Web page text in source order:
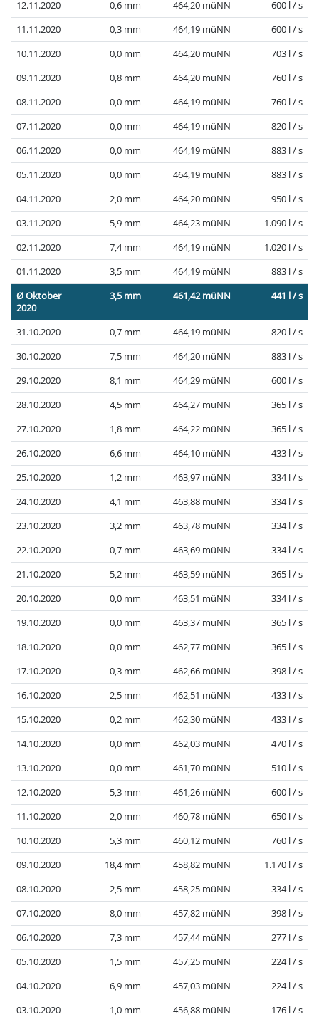
12.11.2020 0,6 mm 464,20 müNN
600 l / s
11.11.2020
0,3 mm 464,19 müNN
600 l / s
10.11.2020
0,0 mm 464,20 müNN
703 l / s
09.11.2020
0,8 mm 464,20 müNN
760 l / s
08.11.2020
0,0 mm 464,19 müNN
760 l / s
07.11.2020
0,0 mm 464,19 müNN
820 l / s
06.11.2020
0,0 mm 464,19 müNN
883 l / s
05.11.2020
0,0 mm 464,19 müNN
883 l / s
04.11.2020
2,0 mm 464,20 müNN
950 l / s
03.11.2020
5,9 mm 464,23 müNN
1.090 l / s
02.11.2020
7,4 mm 464,19 müNN
1.020 l / s
01.11.2020
3,5 mm 464,19 müNN
883 l / s
Ø Oktober
2020
3,5 mm 461,42 müNN 441 l / s
31.10.2020 0,7 mm 464,19 müNN
820 l / s
30.10.2020
7,5 mm 464,20 müNN
883 l / s
29.10.2020
8,1 mm 464,29 müNN
600 l / s
28.10.2020
4,5 mm 464,27 müNN
365 l / s
27.10.2020
1,8 mm 464,22 müNN
365 l / s
26.10.2020
6,6 mm 464,10 müNN
433 l / s
25.10.2020
1,2 mm 463,97 müNN
334 l / s
24.10.2020
4,1 mm 463,88 müNN
334 l / s
23.10.2020
3,2 mm 463,78 müNN
334 l / s
22.10.2020
0,7 mm 463,69 müNN
334 l / s
21.10.2020
5,2 mm 463,59 müNN
365 l / s
20.10.2020
0,0 mm 463,51 müNN
334 l / s
19.10.2020
0,0 mm 463,37 müNN
365 l / s
18.10.2020
0,0 mm 462,77 müNN
365 l / s
17.10.2020
0,3 mm 462,66 müNN
398 l / s
16.10.2020
2,5 mm 462,51 müNN
433 l / s
15.10.2020
0,2 mm 462,30 müNN
433 l / s
14.10.2020
0,0 mm 462,03 müNN
470 l / s
13.10.2020
0,0 mm 461,70 müNN
510 l / s
12.10.2020
5,3 mm 461,26 müNN
600 l / s
11.10.2020
2,0 mm 460,78 müNN
650 l / s
10.10.2020
5,3 mm 460,12 müNN
760 l / s
09.10.2020
18,4 mm 458,82 müNN
1.170 l / s
08.10.2020
2,5 mm 458,25 müNN
334 l / s
07.10.2020
8,0 mm 457,82 müNN
398 l / s
06.10.2020
7,3 mm 457,44 müNN
277 l / s
05.10.2020
1,5 mm 457,25 müNN
224 l / s
04.10.2020
6,9 mm 457,03 müNN
224 l / s
03.10.2020
1,0 mm 456,88 müNN
176 l / s